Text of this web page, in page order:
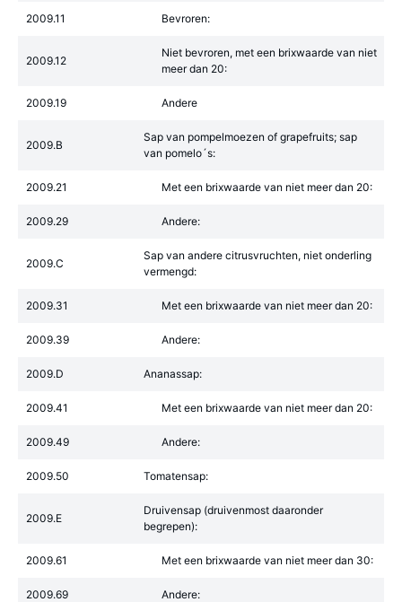
2009.11 Bevroren:
2009.12
Niet bevroren, met een brixwaarde van niet
meer dan 20:
2009.19 Andere
2009.B
Sap van pompelmoezen of grapefruits; sap
van pomelo´s:
2009.21 Met een brixwaarde van niet meer dan 20:
2009.29 Andere:
2009.C
Sap van andere citrusvruchten, niet onderling
vermengd:
2009.31 Met een brixwaarde van niet meer dan 20:
2009.39 Andere:
2009.D Ananassap:
2009.41 Met een brixwaarde van niet meer dan 20:
2009.49 Andere:
2009.50 Tomatensap:
2009.E
Druivensap (druivenmost daaronder
begrepen):
2009.61 Met een brixwaarde van niet meer dan 30:
2009.69 Andere: